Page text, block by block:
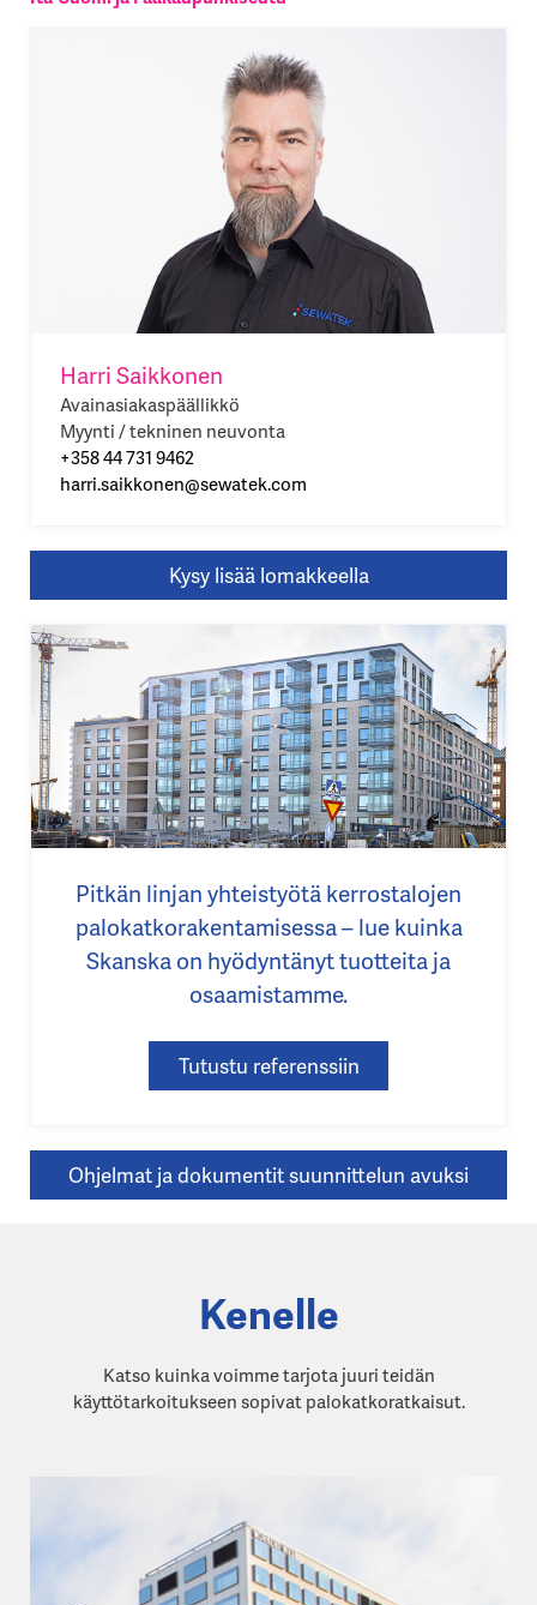
Harri Saikkonen
Avainasiakaspäällikkö
Myynti / tekninen neuvonta
+358 44 731 9462
harri.saikkonen@sewatek.com
Kysy lisää lomakkeella
Pitkän linjan yhteistyötä kerrostalojen
palokatkorakentamisessa – lue kuinka
Skanska on hyödyntänyt tuotteita ja
osaamistamme.
Tutustu referenssiin
Ohjelmat ja dokumentit suunnittelun avuksi
Kenelle
Katso kuinka voimme tarjota juuri teidän
käyttötarkoitukseen sopivat palokatkoratkaisut.